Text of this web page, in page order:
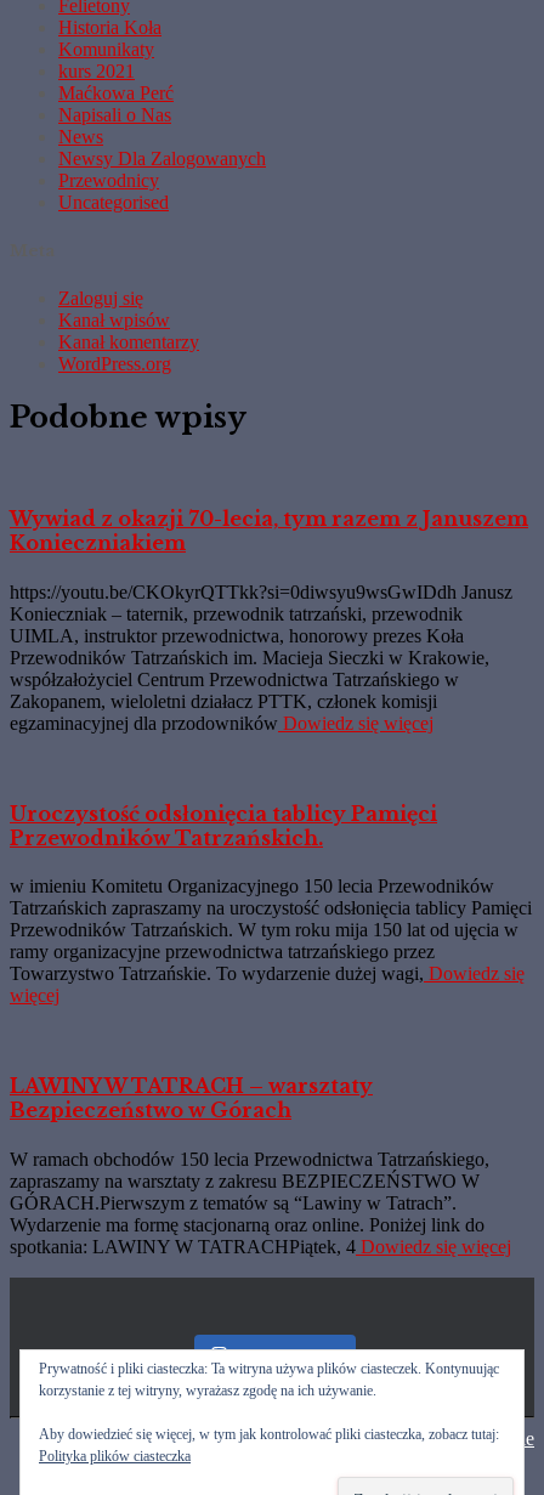
Felietony
Historia Koła
Komunikaty
kurs 2021
Maćkowa Perć
Napisali o Nas
News
Newsy Dla Zalogowanych
Przewodnicy
Uncategorised
Zaloguj się
Kanał wpisów
Kanał komentarzy
WordPress.org
Podobne wpisy
Wywiad z okazji 70-lecia, tym razem z Januszem
Konieczniakiem
https://youtu.be/CKOkyrQTTkk?si=0diwsyu9wsGwIDdh Janusz
Konieczniak – taternik, przewodnik tatrzański, przewodnik
UIMLA, instruktor przewodnictwa, honorowy prezes Koła
Przewodników Tatrzańskich im. Macieja Sieczki w Krakowie,
współzałożyciel Centrum Przewodnictwa Tatrzańskiego w
Zakopanem, wieloletni działacz PTTK, członek komisji
egzaminacyjnej dla przodowników Dowiedz się więcej
Uroczystość odsłonięcia tablicy Pamięci
Przewodników Tatrzańskich.
w imieniu Komitetu Organizacyjnego 150 lecia Przewodników
Tatrzańskich zapraszamy na uroczystość odsłonięcia tablicy Pamięci
Przewodników Tatrzańskich. W tym roku mija 150 lat od ujęcia w
ramy organizacyjne przewodnictwa tatrzańskiego przez
Towarzystwo Tatrzańskie. To wydarzenie dużej wagi, Dowiedz się
więcej
LAWINY W TATRACH – warsztaty
Bezpieczeństwo w Górach
W ramach obchodów 150 lecia Przewodnictwa Tatrzańskiego,
zapraszamy na warsztaty z zakresu BEZPIECZEŃSTWO W
GÓRACH.Pierwszym z tematów są “Lawiny w Tatrach”.
Wydarzenie ma formę stacjonarną oraz online. Poniżej link do
spotkania: LAWINY W TATRACHPiątek, 4 Dowiedz się więcej
Nasz Instagram
Przewodnicy
Hestia | Stworzone przezThemeIsle
Prywatność i pliki ciasteczka: Ta witryna używa plików ciasteczek. Kontynuując
korzystanie z tej witryny, wyrażasz zgodę na ich używanie.
Aby dowiedzieć się więcej, w tym jak kontrolować pliki ciasteczka, zobacz tutaj:
Polityka plików ciasteczka